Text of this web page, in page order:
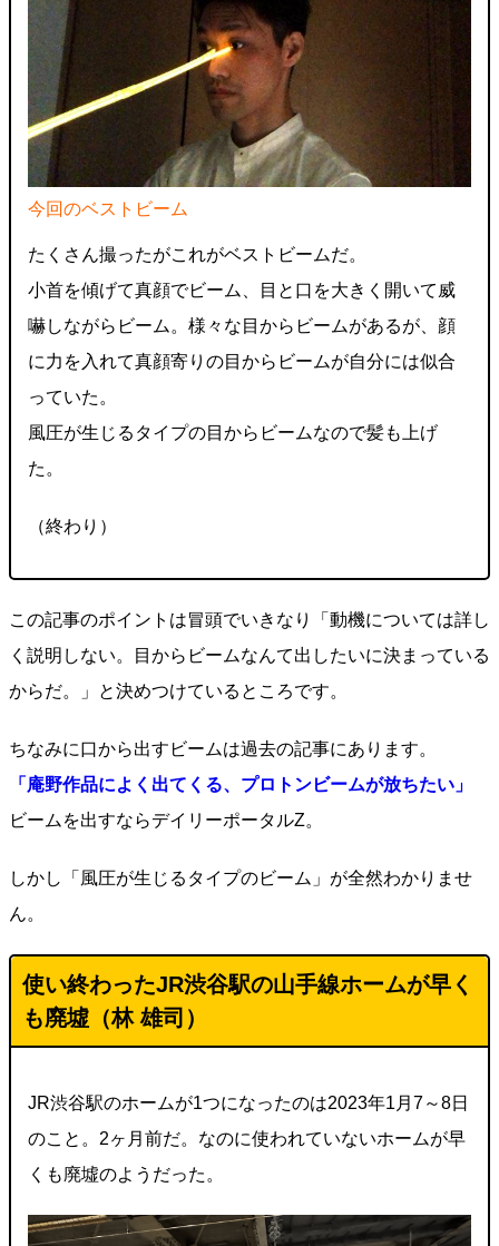
今回のベストビーム
たくさん撮ったがこれがベストビームだ。
小首を傾げて真顔でビーム、目と口を大きく開いて威
嚇しながらビーム。様々な目からビームがあるが、顔
に力を入れて真顔寄りの目からビームが自分には似合
っていた。
風圧が生じるタイプの目からビームなので髪も上げ
た。
（終わり）
この記事のポイントは冒頭でいきなり「動機については詳し
く説明しない。目からビームなんて出したいに決まっている
からだ。」と決めつけているところです。
ちなみに口から出すビームは過去の記事にあります。
「庵野作品によく出てくる、プロトンビームが放ちたい」
ビームを出すならデイリーポータルZ。
しかし「風圧が生じるタイプのビーム」が全然わかりませ
ん。
使い終わったJR渋谷駅の山手線ホームが早く
も廃墟（林 雄司）
JR渋谷駅のホームが1つになったのは2023年1月7～8日
のこと。2ヶ月前だ。なのに使われていないホームが早
くも廃墟のようだった。